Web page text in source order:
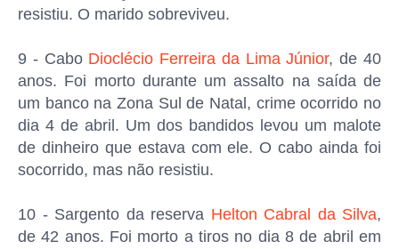
resistiu. O marido sobreviveu.
9 - Cabo Dioclécio Ferreira da Lima Júnior, de 40
anos. Foi morto durante um assalto na saída de
um banco na Zona Sul de Natal, crime ocorrido no
dia 4 de abril. Um dos bandidos levou um malote
de dinheiro que estava com ele. O cabo ainda foi
socorrido, mas não resistiu.
10 - Sargento da reserva Helton Cabral da Silva,
de 42 anos. Foi morto a tiros no dia 8 de abril em